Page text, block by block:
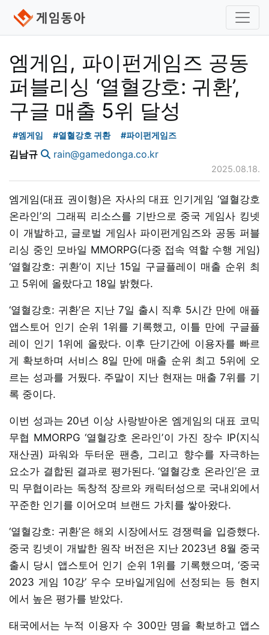
엠게임, 파이펀게임즈 공동
퍼블리싱 ‘열혈강호: 귀환’,
구글 매출 5위 달성
#엠게임 #열혈강호 귀환 #파이펀게임즈
김남규 rain@gamedonga.co.kr
2025.08.18.
엠게임(대표 권이형)은 자사의 대표 인기게임 ‘열혈강호
온라인’의 그래픽 리소스를 기반으로 중국 게임사 킹넷
이 개발하고, 글로벌 게임사 파이펀게임즈와 공동 퍼블
리싱 중인 모바일 MMORPG(다중 접속 역할 수행 게임)
‘열혈강호: 귀환’이 지난 15일 구글플레이 매출 순위 최
고 5위에 올랐다고 18일 밝혔다.
‘열혈강호: 귀환’은 지난 7일 출시 직후 5시간 만에 애플
앱스토어 인기 순위 1위를 기록했고, 이틀 만에 구글플
레이 인기 1위에 올랐다. 이후 단기간에 이용자를 빠르
게 확보하며 서비스 8일 만에 매출 순위 최고 5위에 오
르는 성과를 거뒀다. 주말이 지난 현재는 매출 7위를 기
록 중이다.
이번 성과는 20년 이상 사랑받아온 엠게임의 대표 코믹
무협 MMORPG ‘열혈강호 온라인’이 가진 장수 IP(지식
재산권) 파워와 두터운 팬층, 그리고 향수를 자극하는
요소가 결합된 결과로 평가된다. ‘열혈강호 온라인’은 코
믹 무협이라는 독창적 장르와 캐릭터성으로 국내외에서
꾸준한 인기를 이어오며 브랜드 가치를 쌓아왔다.
‘열혈강호: 귀환’은 해외 시장에서도 경쟁력을 입증했다.
중국 킹넷이 개발한 원작 버전은 지난 2023년 8월 중국
출시 당시 앱스토어 인기 순위 1위를 기록했으며, ‘중국
2023 게임 10강’ 우수 모바일게임에 선정되는 등 현지
에서 높은 평가를 받았다.
태국에서는 누적 이용자 수 300만 명을 확보하고 앱스